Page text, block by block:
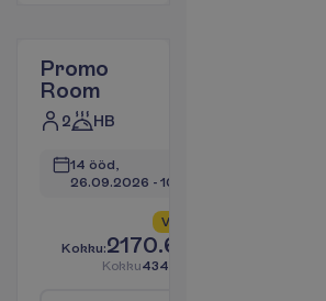
Promo
Room
2 HB
14 ööd,
26.09.2026 - 10.10.2026
V
Kokku:2170.60
Kokku4341.19